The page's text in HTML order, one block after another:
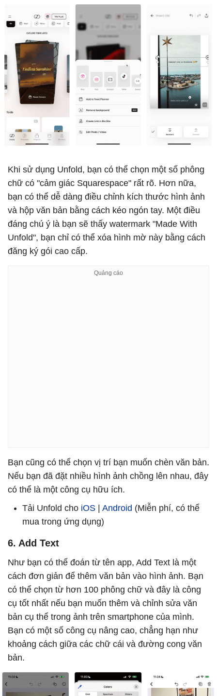
Khi sử dụng Unfold, bạn có thể chọn một số phông
chữ có "cảm giác Squarespace" rất rõ. Hơn nữa,
bạn có thể dễ dàng điều chỉnh kích thước hình ảnh
và hộp văn bản bằng cách kéo ngón tay. Một điều
đáng chú ý là bạn sẽ thấy watermark "Made With
Unfold", bạn chỉ có thể xóa hình mờ này bằng cách
đăng ký gói cao cấp.
Bạn cũng có thể chọn vị trí bạn muốn chèn văn bản.
Nếu bạn đã đặt nhiều hình ảnh chồng lên nhau, đây
có thể là một công cụ hữu ích.
Tải Unfold cho iOS | Android (Miễn phí, có thể
mua trong ứng dụng)
6. Add Text
Như bạn có thể đoán từ tên app, Add Text là một
cách đơn giản để thêm văn bản vào hình ảnh. Bạn
có thể chọn từ hơn 100 phông chữ và đây là công
cụ tốt nhất nếu bạn muốn thêm và chỉnh sửa văn
bản cụ thể trong ảnh trên smartphone của mình.
Bạn có một số công cụ nâng cao, chẳng hạn như
khoảng cách giữa các chữ cái và đường cong văn
bản.